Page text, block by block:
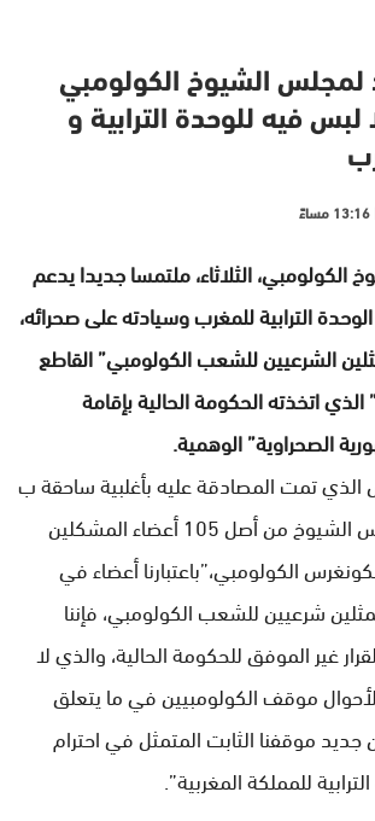
الشيوخ الكولومبي
فيه للوحدة الترابية و
الثلاثاء، ملتمسا جديدا يدعم
الترابية للمغرب وسيادته على صحرائه،
الشرعيين للشعب الكولومبي” القاطع
الذي اتخذته الحكومة الحالية بإقامة
الصحراوية” الوهمية.
تمت المصادقة عليه بأغلبية ساحقة ب
65 عضوا في مجلس الشيوخ من أصل 105 أعضاء المشكلين
الكولومبي،”باعتبارنا أعضاء في
شرعيين للشعب الكولومبي، فإننا
غير الموفق للحكومة الحالية، والذي لا
موقف الكولومبيين في ما يتعلق
موقفنا الثابت المتمثل في احترام
للمملكة المغربية”.